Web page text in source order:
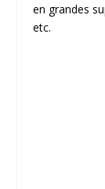
en grandes
etc.